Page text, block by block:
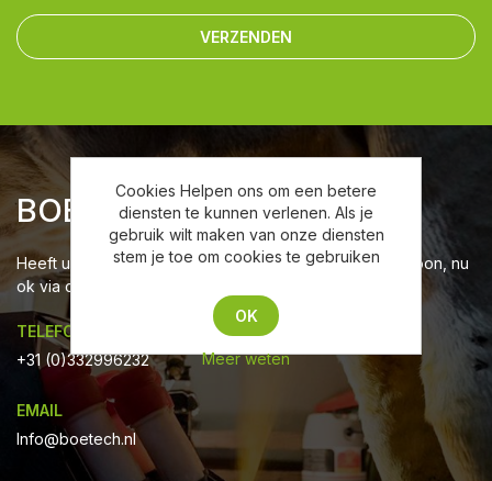
VERZENDEN
BOETECH
Heeft u vragen neem contact met ons op via mail, telefoon, nu
ok via chat!
TELEFOON
+31 (0)332996232
EMAIL
Info@boetech.nl
Cookies Helpen ons om een betere
diensten te kunnen verlenen. Als je
gebruik wilt maken van onze diensten
stem je toe om cookies te gebruiken
OK
Meer weten